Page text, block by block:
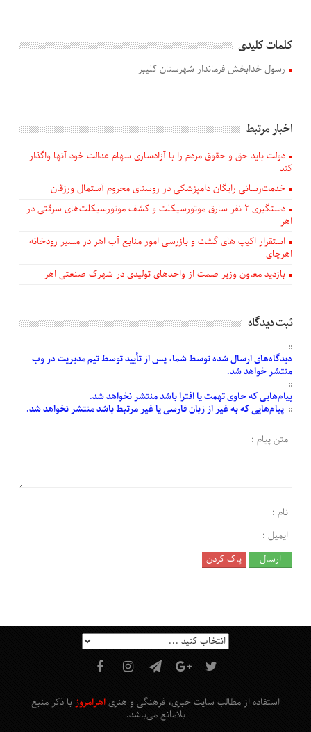
کلمات کلیدی
رسول خدابخش فرماندار شهرستان کلیبر
اخبار مرتبط
دولت باید حق و حقوق مردم را با آزادسازی سهام عدالت خود آنها واگذار
کند
خدمت‌رسانی رایگان دامپزشکی در روستای محروم آستمال ورزقان
دستگيری ۲ نفر سارق موتورسیکلت و کشف موتورسیکلت‌های سرقتی در
اهر
استقرار اکیپ های گشت و بازرسی امور منابع آب اهر در مسیر رودخانه
اهرچای
بازدید معاون وزیر صمت از واحدهای تولیدی در شهرک صنعتی اهر
ثبت دیدگاه
دیدگاه‌هایارسالشدهتوسط شما، پس ازتأییدتوسط تیم مدیریت در وب
منتشر خواهد شد.
پیام‌هاییکه حاوی تهمت یا افترا باشد منتشر نخواهد شد.
پیام‌هاییکه به غیر از زبان فارسی یا غیر مرتبط باشد منتشر نخواهد شد.
استفاده از مطالب سایت خبری، فرهنگی و هنری اهرامروز با ذکر منبع
بلامانع می‌باشد.